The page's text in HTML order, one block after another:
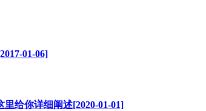
01-06]
给你详细阐述[2020-01-01]